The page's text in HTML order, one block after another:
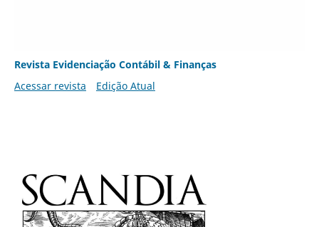
Revista Evidenciação Contábil & Finanças
Acessar revista
Edição Atual